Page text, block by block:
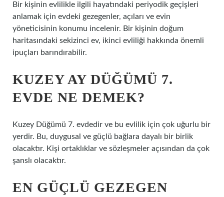
Bir kişinin evlilikle ilgili hayatındaki periyodik geçişleri
anlamak için evdeki gezegenler, açıları ve evin
yöneticisinin konumu incelenir. Bir kişinin doğum
haritasındaki sekizinci ev, ikinci evliliği hakkında önemli
ipuçları barındırabilir.
KUZEY AY DÜĞÜMÜ 7.
EVDE NE DEMEK?
Kuzey Düğümü 7. evdedir ve bu evlilik için çok uğurlu bir
yerdir. Bu, duygusal ve güçlü bağlara dayalı bir birlik
olacaktır. Kişi ortaklıklar ve sözleşmeler açısından da çok
şanslı olacaktır.
EN GÜÇLÜ GEZEGEN